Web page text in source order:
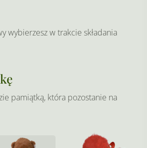
wybierzesz w trakcie składania
pamiątką, która pozostanie na